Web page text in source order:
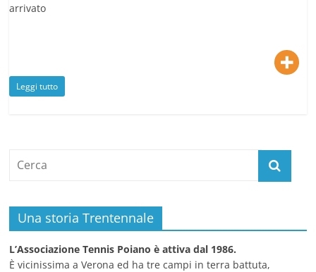
arrivato
Leggi tutto
Una storia Trentennale
L’Associazione Tennis Poiano è attiva dal 1986.
È vicinissima a Verona ed ha tre campi in terra battuta,